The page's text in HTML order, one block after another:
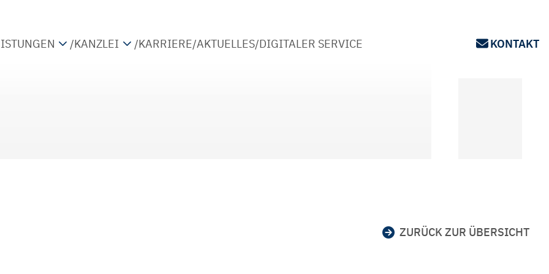
/KANZLEI
/KARRIERE/AKTUELLES/DIGITALER SERVICE KONTAKT
ZURÜCK ZUR ÜBERSICHT